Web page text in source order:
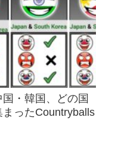
・韓国、どの国
ったCountryballs